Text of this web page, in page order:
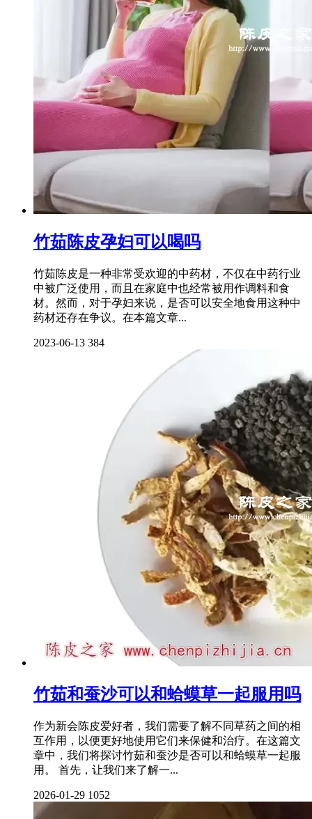
竹茹陈皮孕妇可以喝吗
竹茹陈皮是一种非常受欢迎的中药材，不仅在中药行业
中被广泛使用，而且在家庭中也经常被用作调料和食
材。然而，对于孕妇来说，是否可以安全地食用这种中
药材还存在争议。在本篇文章...
2023-06-13 384
竹茹和蚕沙可以和蛤蟆草一起服用吗
作为新会陈皮爱好者，我们需要了解不同草药之间的相
互作用，以便更好地使用它们来保健和治疗。在这篇文
章中，我们将探讨竹茹和蚕沙是否可以和蛤蟆草一起服
用。 首先，让我们来了解一...
2026-01-29 1052